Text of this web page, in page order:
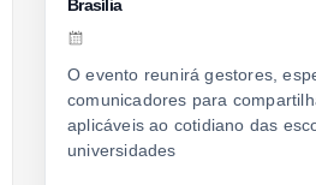
Brasília
O evento reunirá gestores,
comunicadores para
aplicáveis ao cotidiano das
universidades